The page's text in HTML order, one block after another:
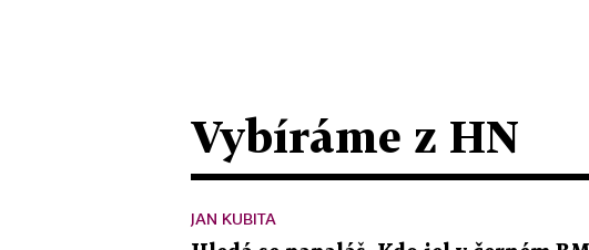
Vybíráme z HN
JAN KUBITA